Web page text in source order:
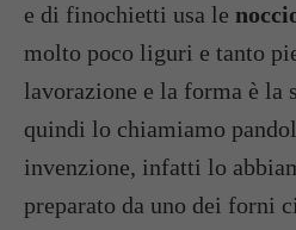
e di finochietti usa le
molto poco liguri e tanto
lavorazione e la forma è la
quindi lo chiamiamo
invenzione, infatti lo
preparato da uno dei forni